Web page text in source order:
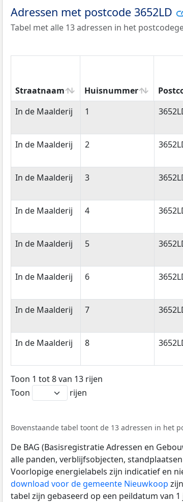
Adressen met postcode 3652LD
Tabel met alle 13 adressen in het
Straatnaam Huisnummer
Straatnaam
Huisnummer
In de Maalderij 1
In de Maalderij 2
In de Maalderij 3
In de Maalderij 4
In de Maalderij 5
In de Maalderij 6
In de Maalderij 7
In de Maalderij 8
Toon 1 tot 8 van 13 rijen
Toon
rijen
Bovenstaande tabel toont de 13 adressen in het
De BAG (Basisregistratie Adressen en
alle panden, verblijfsobjecten,
Voorlopige energielabels zijn indicatief en
download voor de gemeente Nieuwkoop
tabel zijn gebaseerd op een peildatum van